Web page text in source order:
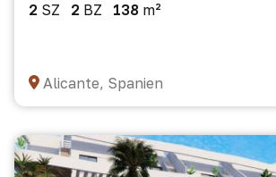
2 SZ 2 BZ 138 m²
Alicante, Spanien